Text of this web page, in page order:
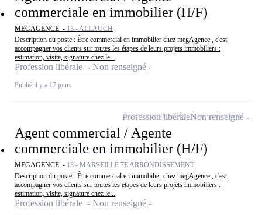
commerciale en immobilier (H/F)
MEGAGENCE - 13 - ALLAUCH
Description du poste : Être commercial en immobilier chez megAgence , c'est
accompagner vos clients sur toutes les étapes de leurs projets immobiliers :
estimation, visite, signature chez le...
Profession libérale - Non renseigné
Publié il y a 17 jours
Agent commercial / Agente
commerciale en immobilier (H/F)
MEGAGENCE - 13 - MARSEILLE 7E ARRONDISSEMENT
Description du poste : Être commercial en immobilier chez megAgence , c'est
accompagner vos clients sur toutes les étapes de leurs projets immobiliers :
estimation, visite, signature chez le...
Profession libérale - Non renseigné
Profession libéraleNon renseigné
Ajouter cette offre à ma sélection